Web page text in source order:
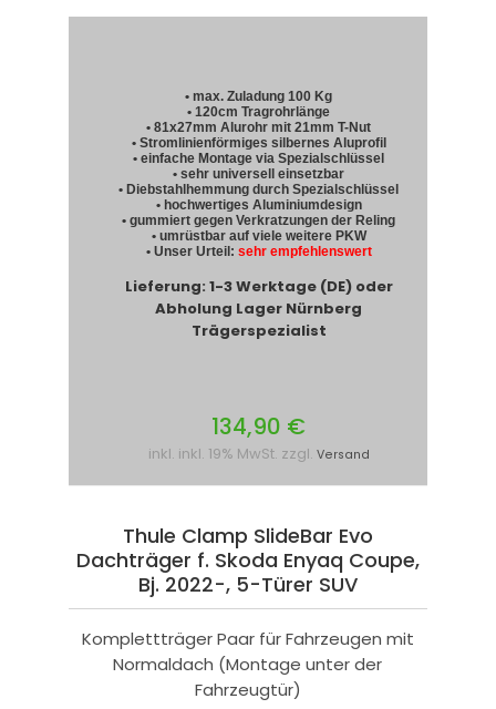
• max. Zuladung 100 Kg
• 120cm Tragrohrlänge
• 81x27mm Alurohr mit 21mm T-Nut
• Stromlinienförmiges silbernes Aluprofil
• einfache Montage via Spezialschlüssel
• sehr universell einsetzbar
• Diebstahlhemmung durch Spezialschlüssel
• hochwertiges Aluminiumdesign
• gummiert gegen Verkratzungen der Reling
• umrüstbar auf viele weitere PKW
• Unser Urteil: sehr empfehlenswert
Lieferung: 1-3 Werktage (DE) oder
Abholung Lager Nürnberg
Trägerspezialist
134,90 €
inkl. inkl. 19% MwSt. zzgl. Versand
Thule Clamp SlideBar Evo
Dachträger f. Skoda Enyaq Coupe,
Bj. 2022-, 5-Türer SUV
Komplettträger Paar für Fahrzeugen mit
Normaldach (Montage unter der
Fahrzeugtür)